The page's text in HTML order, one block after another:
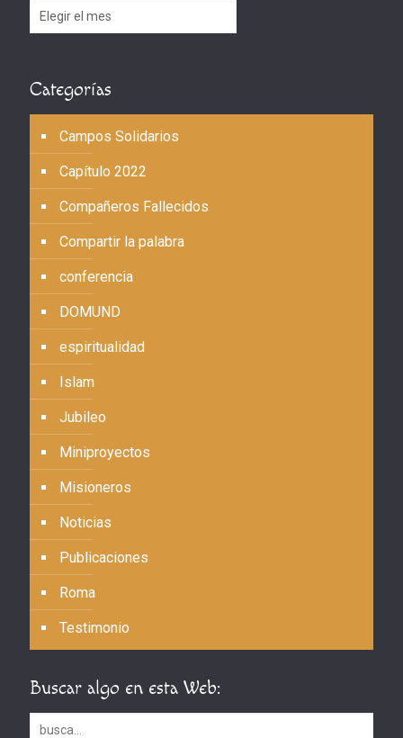
Archivos
Categorías
Campos Solidarios
Capítulo 2022
Compañeros Fallecidos
Compartir la palabra
conferencia
DOMUND
espiritualidad
Islam
Jubileo
Miniproyectos
Misioneros
Noticias
Publicaciones
Roma
Testimonio
Buscar algo en esta Web: